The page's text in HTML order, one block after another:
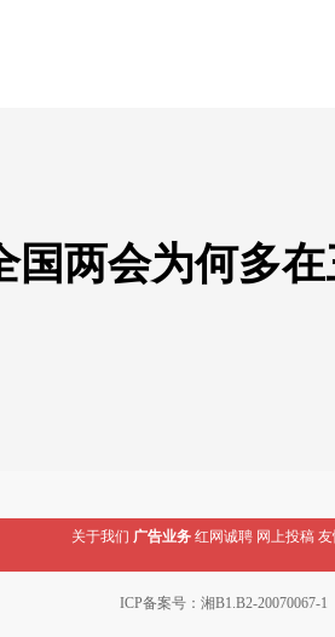
两会为何多
关于我们 广告业务 红网诚聘 网上投稿
ICP备案号：湘B1.B2-20070067-1